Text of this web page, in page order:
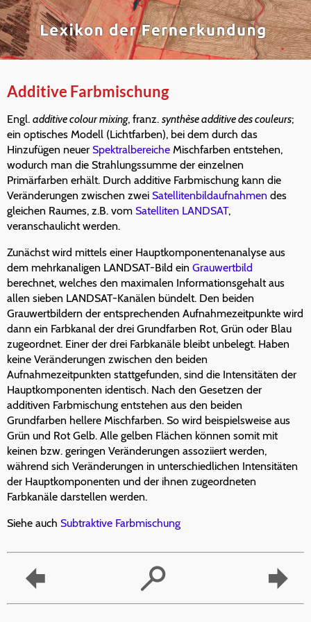
Additive Farbmischung
Engl. additive colour mixing, franz. synthèse additive des couleurs;
ein optisches Modell (Lichtfarben), bei dem durch das
Hinzufügen neuer Spektralbereiche Mischfarben entstehen,
wodurch man die Strahlungssumme der einzelnen
Primärfarben erhält. Durch additive Farbmischung kann die
Veränderungen zwischen zwei Satellitenbildaufnahmen des
gleichen Raumes, z.B. vom Satelliten LANDSAT,
veranschaulicht werden.
Zunächst wird mittels einer Hauptkomponentenanalyse aus
dem mehrkanaligen LANDSAT-Bild ein Grauwertbild
berechnet, welches den maximalen Informationsgehalt aus
allen sieben LANDSAT-Kanälen bündelt. Den beiden
Grauwertbildern der entsprechenden Aufnahmezeitpunkte wird
dann ein Farbkanal der drei Grundfarben Rot, Grün oder Blau
zugeordnet. Einer der drei Farbkanäle bleibt unbelegt. Haben
keine Veränderungen zwischen den beiden
Aufnahmezeitpunkten stattgefunden, sind die Intensitäten der
Hauptkomponenten identisch. Nach den Gesetzen der
additiven Farbmischung entstehen aus den beiden
Grundfarben hellere Mischfarben. So wird beispielsweise aus
Grün und Rot Gelb. Alle gelben Flächen können somit mit
keinen bzw. geringen Veränderungen assoziiert werden,
während sich Veränderungen in unterschiedlichen Intensitäten
der Hauptkomponenten und der ihnen zugeordneten
Farbkanäle darstellen werden.
Siehe auch Subtraktive Farbmischung